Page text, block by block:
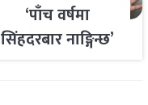
‘पाँच वर्षमा
सिंहदरबार नाङ्गिन्छ’